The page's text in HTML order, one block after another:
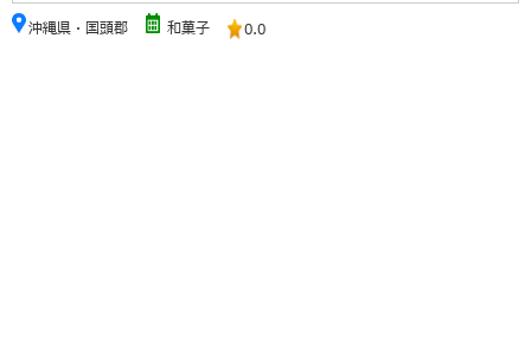
沖縄県・国頭郡 和菓子 0.0